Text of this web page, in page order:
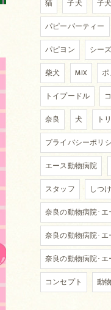
猫 子犬 子犬
パピーパーティー
パピヨン
シー
柴犬
MIX
トイプードル
奈良
犬
ト
プライバシーポリ
エース動物病院
スタッフ
しつけ
奈良の動物病院･
奈良の動物病院･
奈良の動物病院･
コンセプト
動